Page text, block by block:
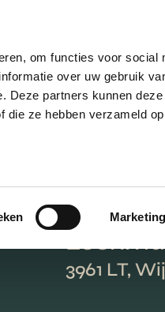
om functies voor social
over uw gebruik
Deze partners kunnen deze
die ze hebben verzameld
Marketing
3961 LT,